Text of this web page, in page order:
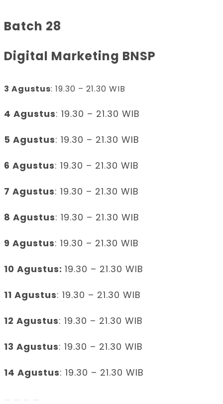
Batch 28
Digital Marketing BNSP
3 Agustus: 19.30 – 21.30 WIB
4 Agustus: 19.30 – 21.30 WIB
5 Agustus: 19.30 – 21.30 WIB
6 Agustus: 19.30 – 21.30 WIB
7 Agustus: 19.30 – 21.30 WIB
8 Agustus: 19.30 – 21.30 WIB
9 Agustus: 19.30 – 21.30 WIB
10 Agustus: 19.30 – 21.30 WIB
11 Agustus: 19.30 – 21.30 WIB
12 Agustus: 19.30 – 21.30 WIB
13 Agustus: 19.30 – 21.30 WIB
14 Agustus: 19.30 – 21.30 WIB